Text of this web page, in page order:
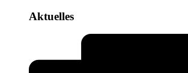
Aktuelles